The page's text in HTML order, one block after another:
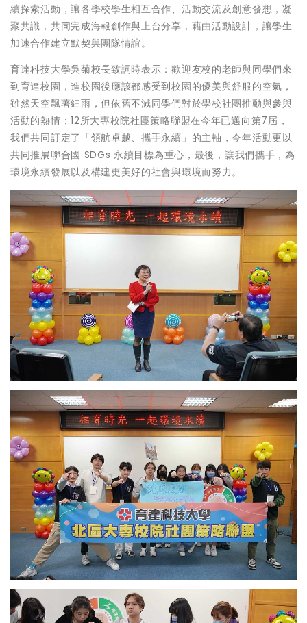
續探索活動，讓各學校學生相互合作、活動交流及創意發想，凝
聚共識，共同完成海報創作與上台分享，藉由活動設計，讓學生
加速合作建立默契與團隊情誼。
育達科技大學吳菊校長致詞時表示：歡迎友校的老師與同學們來
到育達校園，進校園後應該都感受到校園的優美與舒服的空氣，
雖然天空飄著細雨，但依舊不減同學們對於學校社團推動與參與
活動的熱情；12所大專校院社團策略聯盟在今年已邁向第7屆，
我們共同訂定了「領航卓越、攜手永續」的主軸，今年活動更以
共同推展聯合國 SDGs 永續目標為重心，最後，讓我們攜手，為
環境永續發展以及構建更美好的社會與環境而努力。